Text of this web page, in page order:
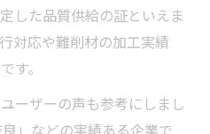
した品質供給の証といえま
対応や難削材の加工実績
す。
ーザーの声も参考にしまし
」などの実績ある企業で